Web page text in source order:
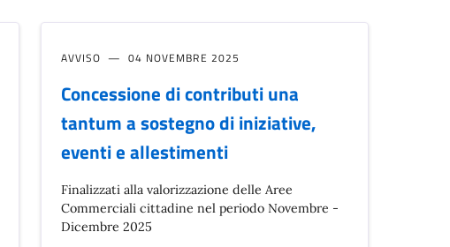
AVVISO 04 NOVEMBRE 2025
Concessione di contributi una
tantum a sostegno di iniziative,
eventi e allestimenti
Finalizzati alla valorizzazione delle Aree
Commerciali cittadine nel periodo Novembre -
Dicembre 2025